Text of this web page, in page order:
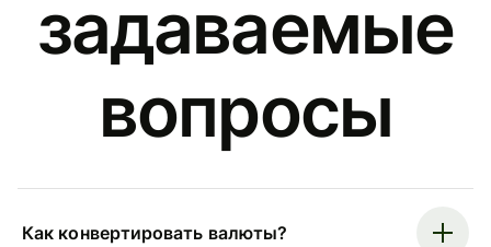
задаваемые
вопросы
Как конвертировать валюты?